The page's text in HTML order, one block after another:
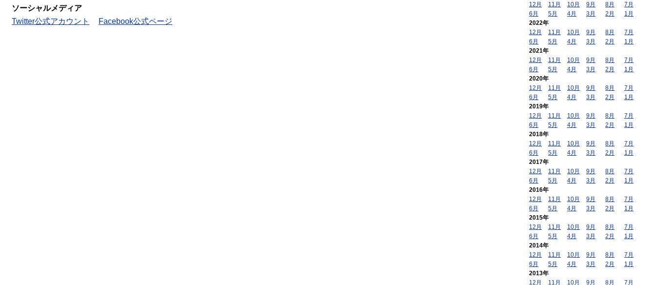
ソーシャルメディア
Twitter公式アカウント
Facebook公式ページ
12月
11月 10月 9月 8月
7月
6月
5月 4月 3月 2月
1月
2022年
12月
11月 10月 9月 8月
7月
6月
5月 4月 3月 2月
1月
2021年
12月
11月 10月 9月 8月
7月
6月
5月 4月 3月 2月
1月
2020年
12月
11月 10月 9月 8月
7月
6月
5月 4月 3月 2月
1月
2019年
12月
11月 10月 9月 8月
7月
6月
5月 4月 3月 2月
1月
2018年
12月
11月 10月 9月 8月
7月
6月
5月 4月 3月 2月
1月
2017年
12月
11月 10月 9月 8月
7月
6月
5月 4月 3月 2月
1月
2016年
12月
11月 10月 9月 8月
7月
6月
5月 4月 3月 2月
1月
2015年
12月
11月 10月 9月 8月
7月
6月
5月 4月 3月 2月
1月
2014年
12月
11月 10月 9月 8月
7月
6月
5月 4月 3月 2月
1月
2013年
12月
11月 10月 9月 8月 7月